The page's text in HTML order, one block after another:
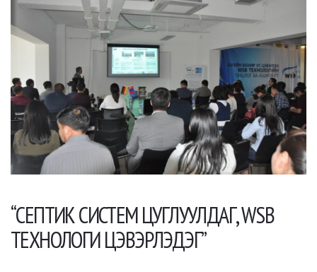
“СЕПТИК СИСТЕМ ЦУГЛУУЛДАГ, WSB
ТЕХНОЛОГИ ЦЭВЭРЛЭДЭГ”